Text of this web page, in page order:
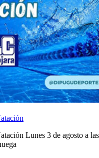
Lunes 3 de agosto a las